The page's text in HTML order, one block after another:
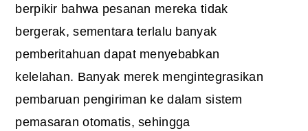
berpikir bahwa pesanan mereka tidak
bergerak, sementara terlalu banyak
pemberitahuan dapat menyebabkan
kelelahan. Banyak merek mengintegrasikan
pembaruan pengiriman ke dalam sistem
pemasaran otomatis, sehingga